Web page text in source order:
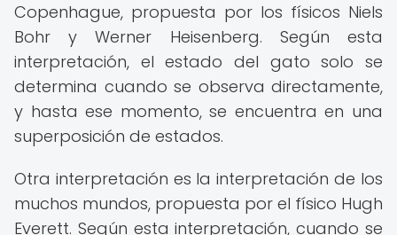
Copenhague, propuesta por los físicos Niels
Bohr y Werner Heisenberg. Según esta
interpretación, el estado del gato solo se
determina cuando se observa directamente,
y hasta ese momento, se encuentra en una
superposición de estados.
Otra interpretación es la interpretación de los
muchos mundos, propuesta por el físico Hugh
Everett. Según esta interpretación, cuando se